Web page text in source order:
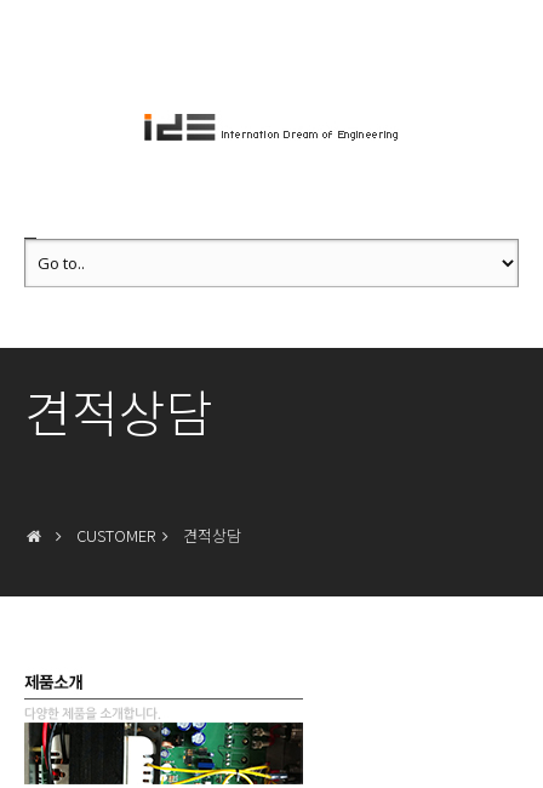
견적상담
CUSTOMER 견적상담